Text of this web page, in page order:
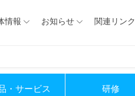
情報 お知らせ 関連リンク
・サービス 研修